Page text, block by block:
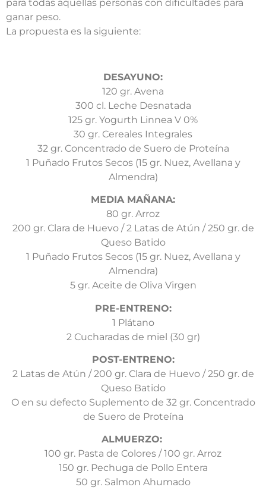
para todas aquellas personas con dificultades para
ganar peso.
La propuesta es la siguiente:
DESAYUNO:
120 gr. Avena
300 cl. Leche Desnatada
125 gr. Yogurth Linnea V 0%
30 gr. Cereales Integrales
32 gr. Concentrado de Suero de Proteína
1 Puñado Frutos Secos (15 gr. Nuez, Avellana y
Almendra)
MEDIA MAÑANA:
80 gr. Arroz
200 gr. Clara de Huevo / 2 Latas de Atún / 250 gr. de
Queso Batido
1 Puñado Frutos Secos (15 gr. Nuez, Avellana y
Almendra)
5 gr. Aceite de Oliva Virgen
PRE-ENTRENO:
1 Plátano
2 Cucharadas de miel (30 gr)
POST-ENTRENO:
2 Latas de Atún / 200 gr. Clara de Huevo / 250 gr. de
Queso Batido
O en su defecto Suplemento de 32 gr. Concentrado
de Suero de Proteína
ALMUERZO:
100 gr. Pasta de Colores / 100 gr. Arroz
150 gr. Pechuga de Pollo Entera
50 gr. Salmon Ahumado